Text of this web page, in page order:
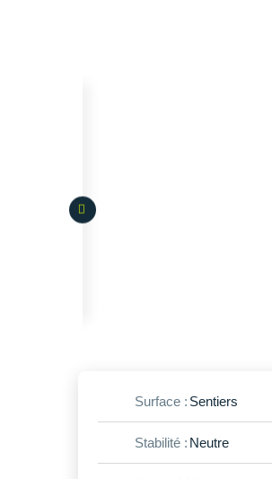
Surface : Sentiers
Stabilité : Neutre